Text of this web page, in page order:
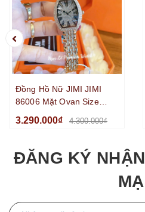
Đồng Hồ Nữ JIMI JIMI
86006 Mặt Ovan Size
Loại Màu Vàng Hồng
3.290.000₫ 4.300.000₫
ĐĂNG KÝ